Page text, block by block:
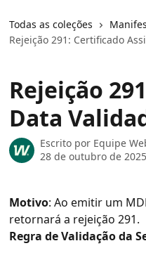
Todas as coleções
Rejeição 291: Certificado
Rejeição
Data
Escrito por Equipe
28 de outubro de 2025
Motivo: Ao emitir um
retornará a rejeição 291.
Regra de Validação da